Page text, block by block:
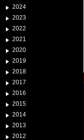
2024
2023
2022
2021
2020
2019
2018
2017
2016
2015
2014
2013
2012